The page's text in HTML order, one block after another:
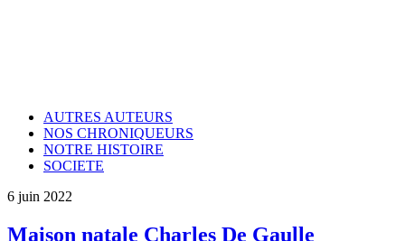
AUTRES AUTEURS
NOS CHRONIQUEURS
NOTRE HISTOIRE
SOCIETE
6 juin 2022
Maison natale Charles De Gaulle